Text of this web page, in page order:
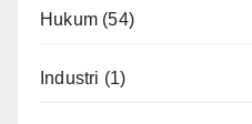
Hukum (54)
Industri (1)